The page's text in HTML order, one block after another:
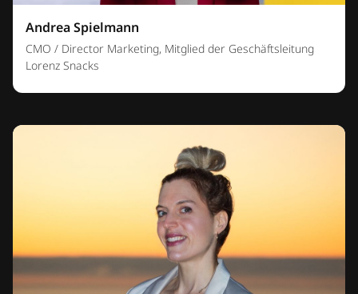
Andrea Spielmann
CMO / Director Marketing, Mitglied der Geschäftsleitung
Lorenz Snacks